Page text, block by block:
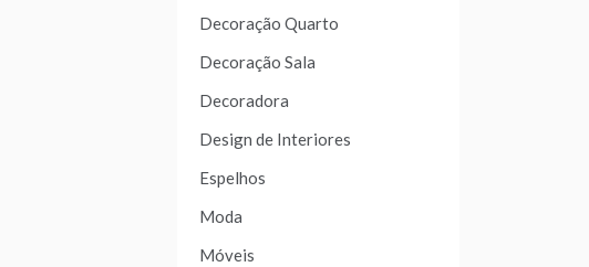
Decoração Quarto
Decoração Sala
Decoradora
Design de Interiores
Espelhos
Moda
Móveis